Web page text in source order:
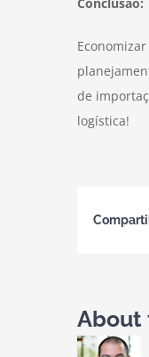
de
logística!
About